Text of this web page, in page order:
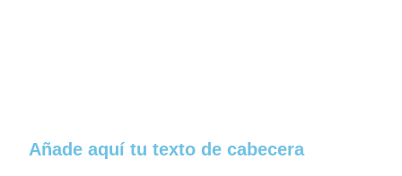
Añade aquí tu texto de cabecera